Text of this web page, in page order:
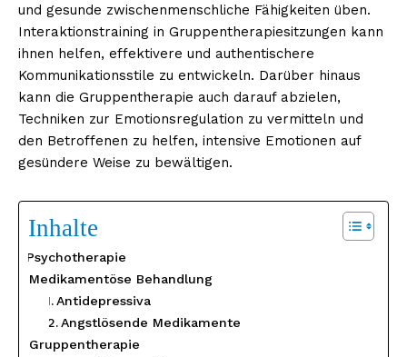
und gesunde zwischenmenschliche Fähigkeiten üben.
Interaktionstraining in Gruppentherapiesitzungen kann
ihnen helfen, effektivere und authentischere
Kommunikationsstile zu entwickeln. Darüber hinaus
kann die Gruppentherapie auch darauf abzielen,
Techniken zur Emotionsregulation zu vermitteln und
den Betroffenen zu helfen, intensive Emotionen auf
gesündere Weise zu bewältigen.
Inhalte
Psychotherapie
Medikamentöse Behandlung
Antidepressiva
Angstlösende Medikamente
Gruppentherapie